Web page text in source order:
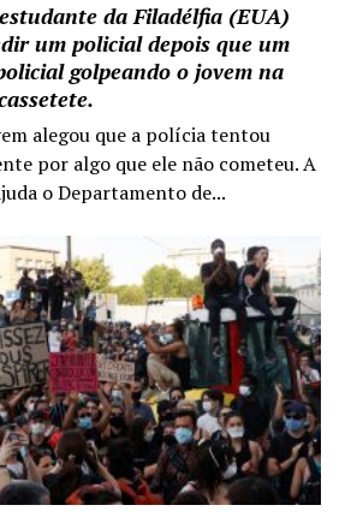
da Filadélfia (EUA)
um policial depois que um
golpeando o jovem na
alegou que a polícia tentou
por algo que ele não cometeu. A
o Departamento de...